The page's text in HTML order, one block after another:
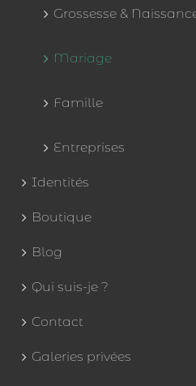
Grossesse &
Mariage
Famille
Entreprises
Identités
Boutique
Blog
Qui suis-je ?
Contact
Galeries privées